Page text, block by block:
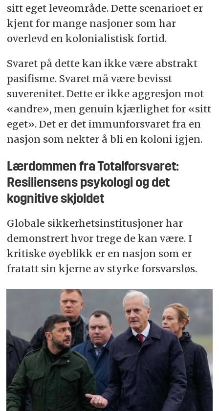
sitt eget leveområde. Dette scenarioet er
kjent for mange nasjoner som har
overlevd en kolonialistisk fortid.
Svaret på dette kan ikke være abstrakt
pasifisme. Svaret må være bevisst
suverenitet. Dette er ikke aggresjon mot
«andre», men genuin kjærlighet for «sitt
eget». Det er det immunforsvaret fra en
nasjon som nekter å bli en koloni igjen.
Lærdommen fra Totalforsvaret:
Resiliensens psykologi og det
kognitive skjoldet
Globale sikkerhetsinstitusjoner har
demonstrert hvor trege de kan være. I
kritiske øyeblikk er en nasjon som er
fratatt sin kjerne av styrke forsvarsløs.